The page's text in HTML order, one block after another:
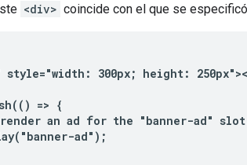
<div> coincide con el que se
style="width: 300px; height:
=> {
an ad for the "banner-ad"
ad");